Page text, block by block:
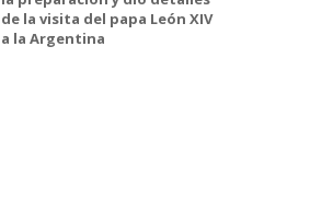
de la visita del papa León XIV
a la Argentina